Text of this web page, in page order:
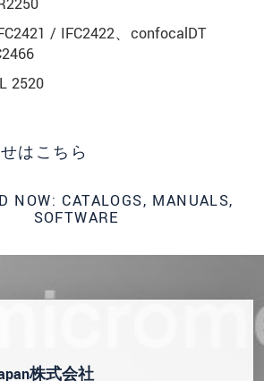
/ IFC2422、confocalDT
2520
はこちら
NOW: CATALOGS, MANUALS,
SOFTWARE
株式会社